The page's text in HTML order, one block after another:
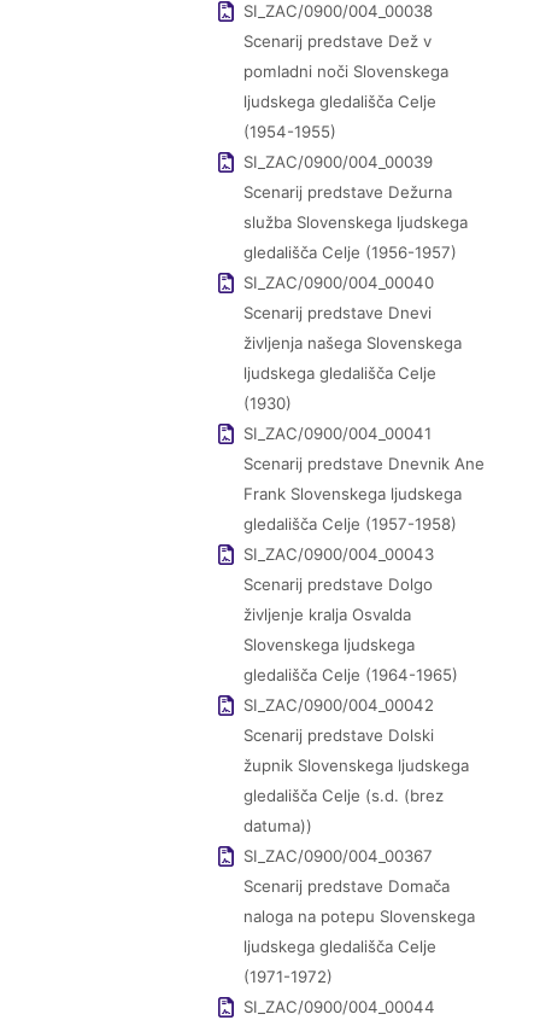
SI_ZAC/0900/004_00038
Scenarij predstave Dež v
pomladni noči Slovenskega
ljudskega gledališča Celje
(1954-1955)
SI_ZAC/0900/004_00039
Scenarij predstave Dežurna
služba Slovenskega ljudskega
gledališča Celje (1956-1957)
SI_ZAC/0900/004_00040
Scenarij predstave Dnevi
življenja našega Slovenskega
ljudskega gledališča Celje
(1930)
SI_ZAC/0900/004_00041
Scenarij predstave Dnevnik Ane
Frank Slovenskega ljudskega
gledališča Celje (1957-1958)
SI_ZAC/0900/004_00043
Scenarij predstave Dolgo
življenje kralja Osvalda
Slovenskega ljudskega
gledališča Celje (1964-1965)
SI_ZAC/0900/004_00042
Scenarij predstave Dolski
župnik Slovenskega ljudskega
gledališča Celje (s.d. (brez
datuma))
SI_ZAC/0900/004_00367
Scenarij predstave Domača
naloga na potepu Slovenskega
ljudskega gledališča Celje
(1971-1972)
SI_ZAC/0900/004_00044